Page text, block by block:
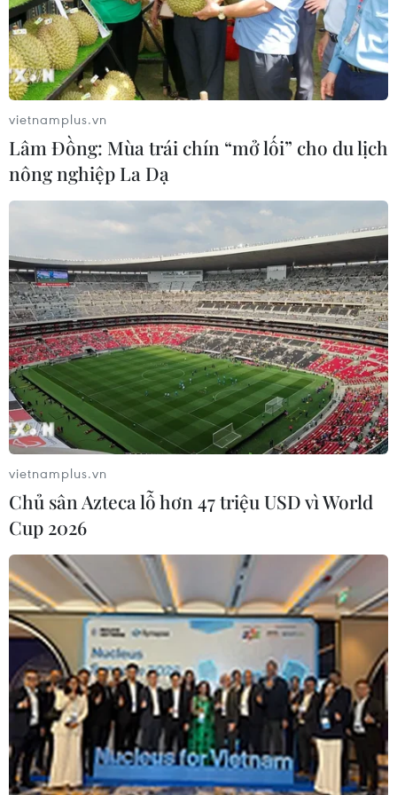
Lần đầu ghi được hình ảnh hình thành bão
khổng lồ trên sao Hải vương
26/03/2019 22:00
Một trong số những cơn bão khổng lồ trên sao Hải
vương (còn được giới chuyên gia gọi là Great Dark
Spot) bắt nguồn sâu hơn nhiều trong bầu khí quyển của
hành tinh này so với chúng ta thường nghĩ.
Phát hiện tiểu hành tinh nhỏ bất thường,
có số ngày trong năm ít nhất
09/07/2019 11:03
Theo một công bố của Viện Công nghệ California, hành
vietnamplus.vn
Lâm Đồng: Mùa trái chín “mở lối” cho du lịch
nông nghiệp La Dạ
vietnamplus.vn
Chủ sân Azteca lỗ hơn 47 triệu USD vì World
Cup 2026